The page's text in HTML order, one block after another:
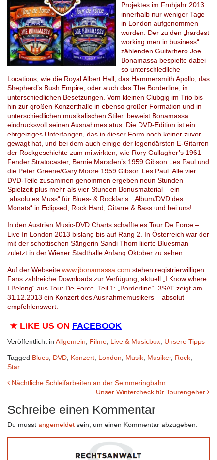
Projektes im Frühjahr 2013
innerhalb nur weniger Tage
in London aufgenommen
wurden. Der zu den „hardest
working men in business“
zählenden Guitarhero Joe
Bonamassa bespielte dabei
so unterschiedliche
Locations, wie die Royal Albert Hall, das Hammersmith Apollo, das
Shepherd’s Bush Empire, oder auch das The Borderline, in
unterschiedlichen Besetzungen. Vom kleinen Clubgig im Trio bis
hin zur großen Konzerthalle in ebenso großer Formation und in
unterschiedlichen musikalischen Stilen beweist Bonamassa
eindrucksvoll seinen Ausnahmestatus. Die DVD-Edition ist ein
ehrgeiziges Unterfangen, das in dieser Form noch keiner zuvor
gewagt hat, und bei dem auch einige der legendärsten E-Gitarren
der Rockgeschichte zum mitwirkten, wie Rory Gallagher’s 1961
Fender Stratocaster, Bernie Marsden’s 1959 Gibson Les Paul und
die Peter Greene/Gary Moore 1959 Gibson Les Paul. Alle vier
DVD-Teile zusammen genommen ergeben neun Stunden
Spielzeit plus mehr als vier Stunden Bonusmaterial – ein
„absolutes Muss“ für Blues- & Rockfans. „Album/DVD des
Monats“ in Eclipsed, Rock Hard, Gitarre & Bass und bei uns!
In den Austrian Music-DVD Charts schaffte es Tour De Force –
Live In London 2013 bislang bis auf Rang 2. In Österreich war der
mit der schottischen Sängerin Sandi Thom liierte Bluesman
zuletzt in der Wiener Stadthalle Anfang Oktober zu sehen.
Auf der Webseite www.jbonamassa.com stehen registrierwilligen
Fans zahlreiche Downloads zur Verfügung, aktuell „I Know where
I Belong“ aus Tour De Force. Teil 1: „Borderline“. 3SAT zeigt am
31.12.2013 ein Konzert des Ausnahmemusikers – absolut
empfehlenswert.
★ LiKE US ON FACEBOOK
Veröffentlicht in Allgemein Filme Live & Musicbox Unsere Tipps
Tagged Blues DVD Konzert London Musik Musiker, Rock
Star
Beitrags-
Nächtliche Schleifarbeiten an der Semmeringbahn
Unser Wintercheck für Tourengeher
Schreibe einen Kommentar
Du musst angemeldet sein, um einen Kommentar abzugeben.